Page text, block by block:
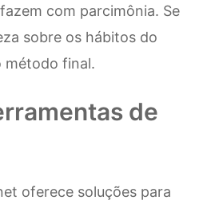
com parcimônia. Se
sobre os hábitos do
método final.
de
oferece soluções para